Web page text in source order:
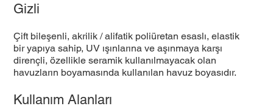
Gizli
Çift bileşenli, akrilik / alifatik poliüretan esaslı, elastik
bir yapıya sahip, UV ışınlarına ve aşınmaya karşı
dirençli, özellikle seramik kullanılmayacak olan
havuzların boyamasında kullanılan havuz boyasıdır.
Kullanım Alanları